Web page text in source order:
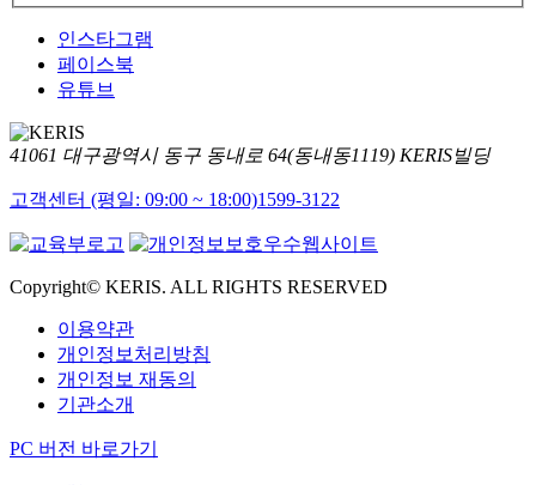
인스타그램
페이스북
유튜브
41061 대구광역시 동구 동내로 64(동내동1119) KERIS빌딩
고객센터 (평일: 09:00 ~ 18:00)1599-3122
Copyright© KERIS. ALL RIGHTS RESERVED
이용약관
개인정보처리방침
개인정보 재동의
기관소개
PC 버전 바로가기